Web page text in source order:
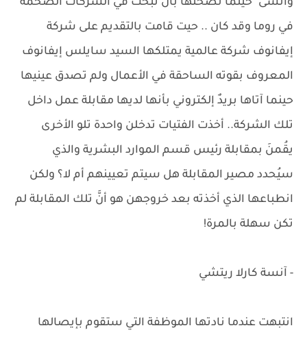
وانسى" حينما نصحتها بأن تبحث في الشركات الضخمة
في روما وقد كان .. حيت قامت بالتقديم على شركة
إيفانوف شركة عالمية يمتلكها السيد سايلس إيفانوف
المعروف بقوته الساحقة في الأعمال ولم تصدق عينيها
حينما آتاها بريدٌ إلكتروني بأنها لديها مقابلة عمل داخل
تلك الشركة.. أخذت الفتيات تدخلن واحدة تلو الأخرى
يقُمنَ بمقابلة رئيس قسم الموارد البشرية والذي
سيُحدد مصير المقابلة هل سيتم تعيينهم أم لا؟ ولكن
انطباعها الذي أخذته بعد خروجهن هو أنَّ تلك المقابلة لم
تكن سهلة بالمرة!
- آنسة كارلا ريتشي
انتبهت عندما نادتها الموظفة التي ستقوم بإيصالها